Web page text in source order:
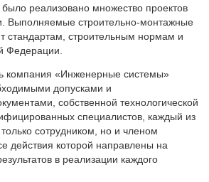
реализовано множество проектов
Выполняемые строительно-монтажные
стандартам, строительным нормам и
Федерации.
компания «Инженерные системы»
допусками и
собственной технологической
специалистов, каждый из
сотрудником, но и членом
действия которой направлены на
в реализации каждого